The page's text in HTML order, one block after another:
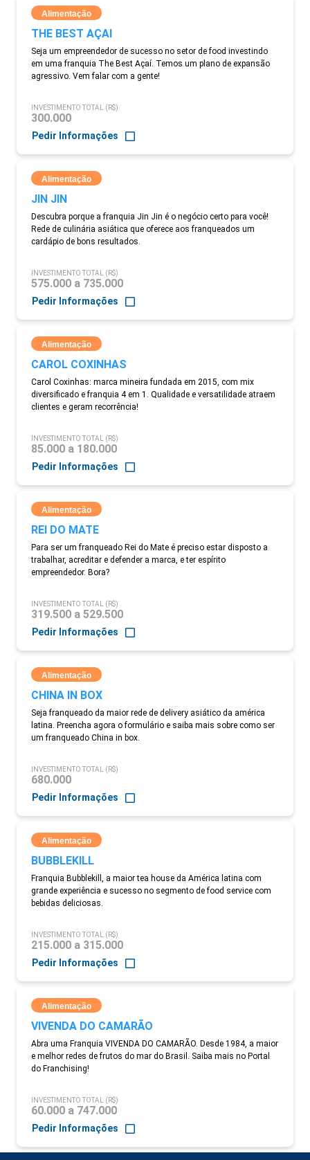
Alimentação
THE BEST AÇAI
Seja um empreendedor de sucesso no setor de food investindo
em uma franquia The Best Açaí. Temos um plano de expansão
agressivo. Vem falar com a gente!
INVESTIMENTO TOTAL (R$)
300.000
Pedir Informações
Alimentação
JIN JIN
Descubra porque a franquia Jin Jin é o negócio certo para você!
Rede de culinária asiática que oferece aos franqueados um
cardápio de bons resultados.
INVESTIMENTO TOTAL (R$)
575.000 a 735.000
Pedir Informações
Alimentação
CAROL COXINHAS
Carol Coxinhas: marca mineira fundada em 2015, com mix
diversificado e franquia 4 em 1. Qualidade e versatilidade atraem
clientes e geram recorrência!
INVESTIMENTO TOTAL (R$)
85.000 a 180.000
Pedir Informações
Alimentação
REI DO MATE
Para ser um franqueado Rei do Mate é preciso estar disposto a
trabalhar, acreditar e defender a marca, e ter espírito
empreendedor. Bora?
INVESTIMENTO TOTAL (R$)
319.500 a 529.500
Pedir Informações
Alimentação
CHINA IN BOX
Seja franqueado da maior rede de delivery asiático da américa
latina. Preencha agora o formulário e saiba mais sobre como ser
um franqueado China in box.
INVESTIMENTO TOTAL (R$)
680.000
Pedir Informações
Alimentação
BUBBLEKILL
Franquia Bubblekill, a maior tea house da América latina com
grande experiência e sucesso no segmento de food service com
bebidas deliciosas.
INVESTIMENTO TOTAL (R$)
215.000 a 315.000
Pedir Informações
Alimentação
VIVENDA DO CAMARÃO
Abra uma Franquia VIVENDA DO CAMARÃO. Desde 1984, a maior
e melhor redes de frutos do mar do Brasil. Saiba mais no Portal
do Franchising!
INVESTIMENTO TOTAL (R$)
60.000 a 747.000
Pedir Informações